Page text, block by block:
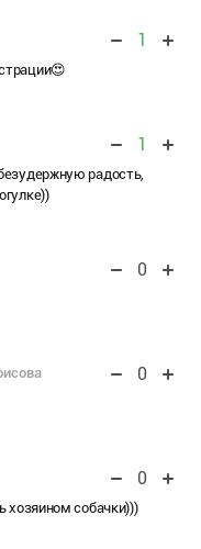
1
1
радость,
0
0
0
хозяином собачки)))